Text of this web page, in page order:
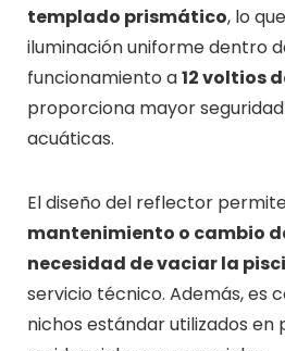
templado prismático, lo
iluminación uniforme dentro
funcionamiento a12 voltios
proporciona mayor
acuáticas.
El diseño del reflector
mantenimiento o cambio
necesidad de vaciar la
servicio técnico. Además, es
nichos estándar utilizados en